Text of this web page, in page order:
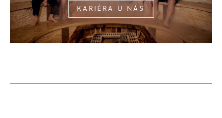
KARIÉRA U NÁS